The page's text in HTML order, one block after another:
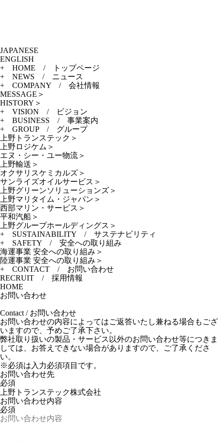
JAPANESE
ENGLISH
+ HOME / トップページ
+ NEWS / ニュース
+ COMPANY / 会社情報
MESSAGE ＞
HISTORY ＞
+ VISION / ビジョン
+ BUSINESS / 事業案内
+ GROUP/ グループ
上野トランステック ＞
上野ロジケム ＞
エヌ・シー・ユー物流 ＞
上野輸送 ＞
オクサリスケミカルズ ＞
サンライズオイルサービス ＞
上野グリーンソリューションズ ＞
上野マリタイム・ジャパン ＞
西部マリン・サービス ＞
平和汽船 ＞
上野グループホールディングス ＞
+ SUSTAINABILITY / サステナビリティ
+ SAFETY / 安全への取り組み
海運事業 安全への取り組み ＞
陸運事業 安全への取り組み ＞
+ CONTACT / お問い合わせ
RECRUIT / 採用情報
HOME
お問い合わせ
Contact / お問い合わせ
お問い合わせの内容によってはご返答いたし兼ねる場合もござ
いますので、予めご了承下さい。
弊社取り扱いの製品・サービス以外のお問い合わせ等につきま
しては、お答えできない場合がありますので、ご了承くださ
い。
※必須は入力必須項目です。
お問い合わせ先
必須
お問い合わせ内容
必須